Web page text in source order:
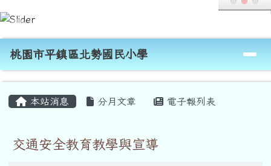
跳至主內容區
桃園市平鎮區北勢國民小學
導覽列
桃園市平鎮區北勢國民小學
本站消息 分月文章 電子報列表
交通安全教育教學與宣導